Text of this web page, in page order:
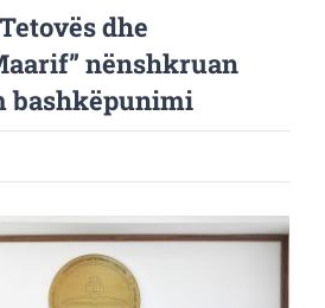
dhe
nënshkruan
bashkëpunimi